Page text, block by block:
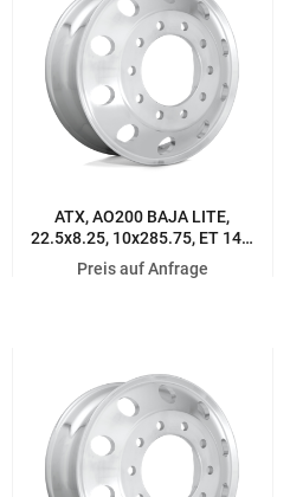
ATX, AO200 BAJA LITE,
22.5x8.25, 10x285.75, ET 147,
ENHANCED HIGH POLISHED
Preis auf Anfrage